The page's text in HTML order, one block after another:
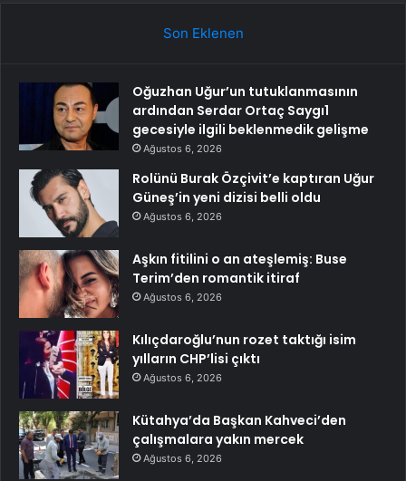
Son Eklenen
Oğuzhan Uğur’un tutuklanmasının
ardından Serdar Ortaç Saygı1
gecesiyle ilgili beklenmedik gelişme
Ağustos 6, 2026
Rolünü Burak Özçivit’e kaptıran Uğur
Güneş’in yeni dizisi belli oldu
Ağustos 6, 2026
Aşkın fitilini o an ateşlemiş: Buse
Terim’den romantik itiraf
Ağustos 6, 2026
Kılıçdaroğlu’nun rozet taktığı isim
yılların CHP’lisi çıktı
Ağustos 6, 2026
Kütahya’da Başkan Kahveci’den
çalışmalara yakın mercek
Ağustos 6, 2026